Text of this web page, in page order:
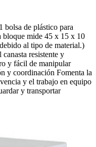
de plástico para
mide 45 x 15 x 10
al tipo de material.)
resistente y
y fácil de manipular
y coordinación Fomenta la
y el trabajo en equipo
y transportar